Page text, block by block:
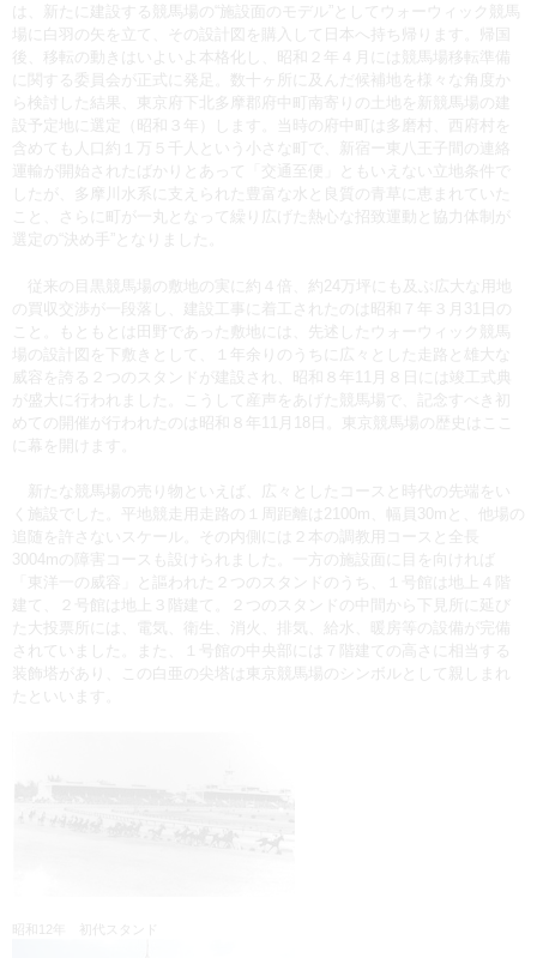
は、新たに建設する競馬場の“施設面のモデル”としてウォーウィック競馬
場に白羽の矢を立て、その設計図を購入して日本へ持ち帰ります。帰国
後、移転の動きはいよいよ本格化し、昭和２年４月には競馬場移転準備
に関する委員会が正式に発足。数十ヶ所に及んだ候補地を様々な角度か
ら検討した結果、東京府下北多摩郡府中町南寄りの土地を新競馬場の建
設予定地に選定（昭和３年）します。当時の府中町は多磨村、西府村を
含めても人口約１万５千人という小さな町で、新宿ー東八王子間の連絡
運輸が開始されたばかりとあって「交通至便」ともいえない立地条件で
したが、多摩川水系に支えられた豊富な水と良質の青草に恵まれていた
こと、さらに町が一丸となって繰り広げた熱心な招致運動と協力体制が
選定の“決め手”となりました。
従来の目黒競馬場の敷地の実に約４倍、約24万坪にも及ぶ広大な用地
の買収交渉が一段落し、建設工事に着工されたのは昭和７年３月31日の
こと。もともとは田野であった敷地には、先述したウォーウィック競馬
場の設計図を下敷きとして、１年余りのうちに広々とした走路と雄大な
威容を誇る２つのスタンドが建設され、昭和８年11月８日には竣工式典
が盛大に行われました。こうして産声をあげた競馬場で、記念すべき初
めての開催が行われたのは昭和８年11月18日。東京競馬場の歴史はここ
に幕を開けます。
新たな競馬場の売り物といえば、広々としたコースと時代の先端をい
く施設でした。平地競走用走路の１周距離は2100m、幅員30mと、他場の
追随を許さないスケール。その内側には２本の調教用コースと全長
3004mの障害コースも設けられました。一方の施設面に目を向ければ
「東洋一の威容」と謳われた２つのスタンドのうち、１号館は地上４階
建て、２号館は地上３階建て。２つのスタンドの中間から下見所に延び
た大投票所には、電気、衛生、消火、排気、給水、暖房等の設備が完備
されていました。また、１号館の中央部には７階建ての高さに相当する
装飾塔があり、この白亜の尖塔は東京競馬場のシンボルとして親しまれ
たといいます。
昭和12年 初代スタンド